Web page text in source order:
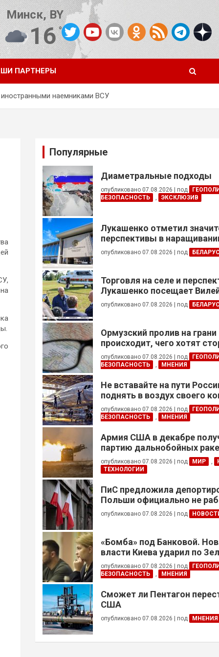
Минск, BY
16°C
от OpenWeatherMap
ПАРТНЕРЫ
наемниками ВСУ
Популярные
Диаметральные подходы
опубликовано 07.08.2026 под
БЕЗОПАСНОСТЬ
, ЭКСКЛЮЗИВ
Лукашенко отметил
перспективы в
реализации проектов с
опубликовано 07.08.2026 под
Торговля на селе и
Лукашенко посещает
опубликовано 07.08.2026 под
Ормузский пролив на
происходит, чего хотят
это приведет?
опубликовано 07.08.2026 под
БЕЗОПАСНОСТЬ
, МНЕНИЯ
Не вставайте на пути
поднять в воздух своего
опубликовано 07.08.2026 под
БЕЗОПАСНОСТЬ
, МНЕНИЯ
Армия США в декабре
партию дальнобойных
примененных против Ирана
опубликовано 07.08.2026 под МИР ,
ТЕХНОЛОГИИ
ПиС предложила
Польши официально не
украинцев призывного
опубликовано 07.08.2026 под
«Бомба» под Банковой.
власти Киева ударил по
опубликовано 07.08.2026 под
БЕЗОПАСНОСТЬ
, МНЕНИЯ
Сможет ли Пентагон
США
опубликовано 07.08.2026 под МНЕНИЯ